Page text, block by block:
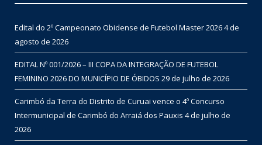
Edital do 2º Campeonato Obidense de Futebol Master 20264 de
agosto de 2026
EDITAL Nº 001/2026 – III COPA DA INTEGRAÇÃO DE FUTEBOL
FEMININO 2026 DO MUNICÍPIO DE ÓBIDOS 29 de julho de 2026
Carimbó da Terra do Distrito de Curuai vence o 4º Concurso
Intermunicipal de Carimbó do Arraiá dos Pauxis 4 de julho de
2026